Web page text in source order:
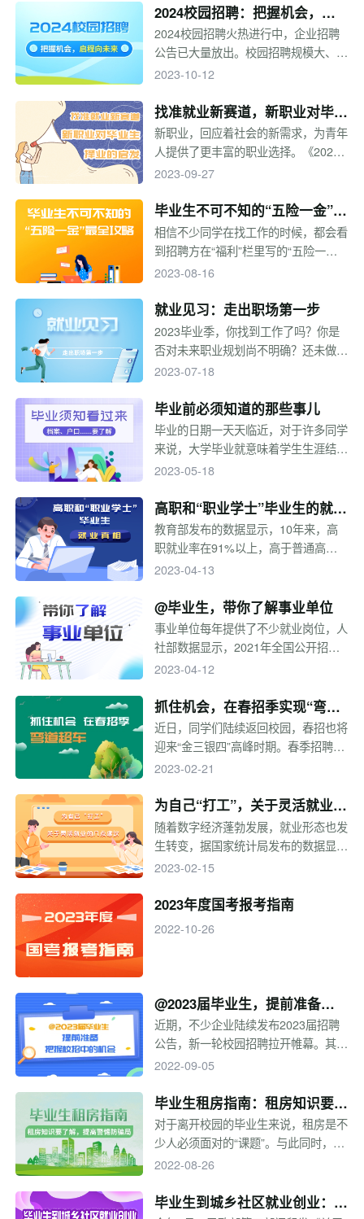
度飙升。今年国考有哪些新变化？国考
报考各流程需要注意什么？一起来看看
吧！
2024校园招聘：把握机会，启
程向未来
2024校园招聘火热进行中，企业招聘
公告已大量放出。校园招聘规模大、名
企云集、岗位类型众多，是应届生求职
顺利吗？求职过程中还有哪些需要注意
的地方呢？专题综合了一些求职技巧，
对近期招聘信息进行了汇总，一起来看
2023-10-12
找准就业新赛道，新职业对毕业
生择业的启发
新职业，回应着社会的新需求，为青年
人提供了更丰富的职业选择。《2023
年新职业发展趋势白皮书》数据显示，
以外的新职业，58.5%的年轻人对新职
业抱有强烈兴趣。目前新职业都有哪
些？新职业发展状况如何？发展前景是
一起来看看吧。
2023-09-27
毕业生不可不知的“五险一金”最
全攻略
相信不少同学在找工作的时候，都会看
到招聘方在“福利”栏里写的“五险一
金”。只是，你了解五险一金的具体内
作的时候保护好自己的合法权益呢？
2023-08-16
就业见习：走出职场第一步
2023毕业季，你找到工作了吗？你是
否对未来职业规划尚不明确？还未做好
正式进入职场准备？找工作焦虑、迷
开启一段职场初体验。
2023-07-18
毕业前必须知道的那些事儿
毕业的日期一天天临近，对于许多同学
来说，大学毕业就意味着学生生涯结
束，这是一段青春快乐的时光，也是为
你，是否开始回忆起大学里的点点滴
滴。与此同时，不要忘记离校前必须要
办理的手续，档案、户口、签三方......
2023-05-18
高职和“职业学士”毕业生的就业
真相
教育部发布的数据显示，10年来，高
职就业率在91%以上，高于普通高校
的平均值。2022年职业本科招生7.63
科）招生538.98万人，几年后数量庞
大的高职毕业生将面临就业问题。去年
第一届职业本科生毕业，高职毕业生和
时候有哪些重点考量的因素？求职应该
注意什么？一起来看！
2023-04-13
@毕业生，带你了解事业单位
事业单位每年提供了不少就业岗位，人
社部数据显示，2021年全国公开招聘
事业单位工作人员94.1万人。相信不少
公益事业及公共服务贡献力量。那么，
事业单位考试形式是什么？如何获取事
业单位招考信息？
2023-04-12
抓住机会，在春招季实现“弯道
超车”
近日，同学们陆续返回校园，春招也将
迎来“金三银四”高峰时期。春季招聘相
当于秋招的补录，企业会对去年秋招的
招满或现阶段急需的岗位。春招的周期
相对来说较短，一些企业也会减少招聘
流程，想在春招实现“弯道超车”一定要
2023-02-21
为自己“打工”，关于灵活就业的
几点建议
随着数字经济蓬勃发展，就业形态也发
生转变，据国家统计局发布的数据显
示，我国灵活就业人员达2亿人。面对
业比例也逐年升高，越来越多的毕业生
政策为灵活就业毕业生提供保障。那
2023-02-15
2023年度国考报考指南
2022-10-26
@2023届毕业生，提前准备，
把握校招中的机会
近期，不少企业陆续发布2023届招聘
公告，新一轮校园招聘拉开帷幕。其
中，秋季招聘规模大、名企云集、岗位
校园招聘时间线是怎样的？该如何为求
职做准备？一起来看本专题的内容~
2022-09-05
毕业生租房指南：租房知识要了
解，提高警惕防骗局
对于离开校园的毕业生来说，租房是不
少人必须面对的“课题”。与此同时，越
来越多在校大学生参与实习、考研、求
租到租金合适、称心如意的房子却并非
2022-08-26
毕业生到城乡社区就业创业：助